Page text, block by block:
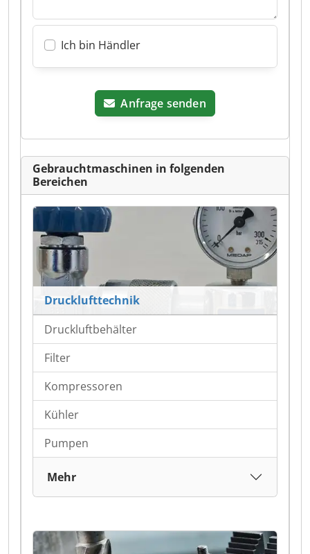
Ich bin Händler
Anfrage senden
Gebrauchtmaschinen in folgenden
Bereichen
Drucklufttechnik
Druckluftbehälter
Filter
Kompressoren
Kühler
Pumpen
Mehr